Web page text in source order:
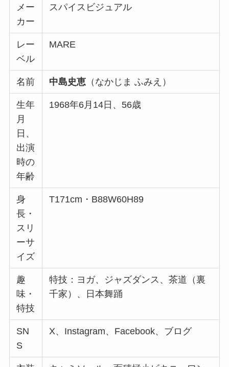
メー
カー
スパイスビジュアル
レー
ベル
MARE
名前 中島史恵 （なかじま ふみえ）
生年
月
日、
出演
時の
年齢
1968年6月14日、56歳
身
長・
スリ
ーサ
イズ
T171cm・B88W60H89
趣
味・
特技
特技：ヨガ、ジャズダンス、茶道（裏
千家）、日本舞踊
SN
S
X、Instagram、Facebook、ブログ